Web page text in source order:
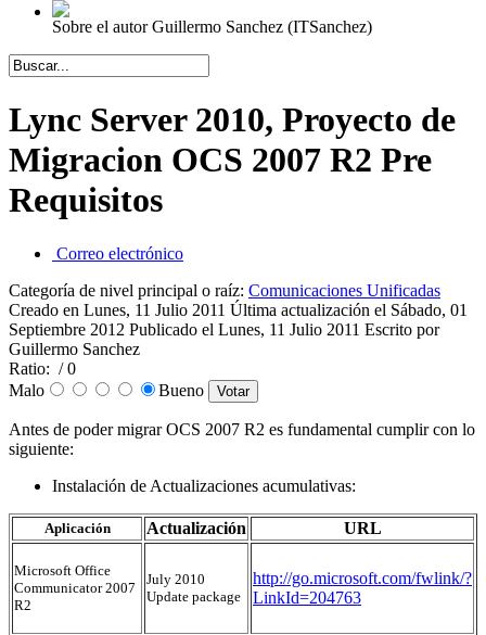
Sobre el autor Guillermo Sanchez (ITSanchez)
Lync Server 2010, Proyecto de
Migracion OCS 2007 R2 Pre
Requisitos
Correo electrónico
Categoría de nivel principal o raíz: Comunicaciones Unificadas
Creado en Lunes, 11 Julio 2011 Última actualización el Sábado, 01
Septiembre 2012 Publicado el Lunes, 11 Julio 2011 Escrito por
Guillermo Sanchez
Ratio: / 0
Malo
Bueno
Antes de poder migrar OCS 2007 R2 es fundamental cumplir con lo
siguiente:
Instalación de Actualizaciones acumulativas:
Aplicación Actualización URL
Microsoft Office
Communicator 2007
R2
July 2010
Update package
http://go.microsoft.com/fwlink/?
LinkId=204763